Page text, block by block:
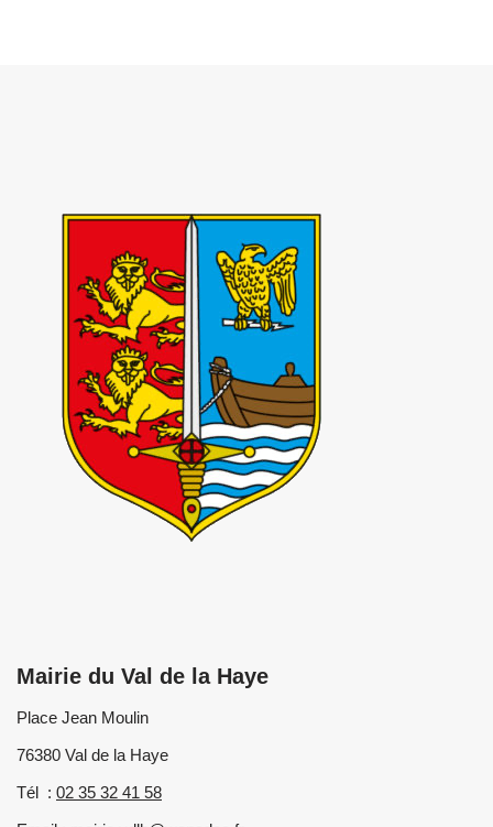
Mairie du Val de la Haye
Place Jean Moulin
76380 Val de la Haye
Tél : 02 35 32 41 58